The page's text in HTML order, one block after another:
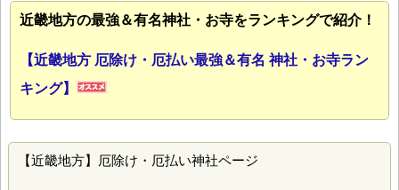
近畿地方の最強＆有名神社・お寺をランキングで紹介！
【近畿地方 厄除け・厄払い最強＆有名 神社・お寺ラン
キング】
【近畿地方】厄除け・厄払い神社ページ